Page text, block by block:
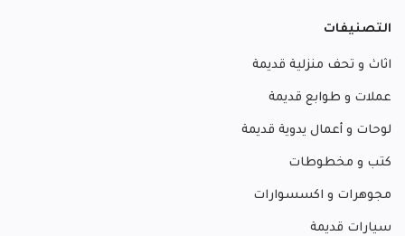
التصنيفات
اثاث و تحف منزلية قديمة
عملات و طوابع قديمة
لوحات و أعمال يدوية قديمة
كتب و مخطوطات
مجوهرات و اكسسوارات
سيارات قديمة